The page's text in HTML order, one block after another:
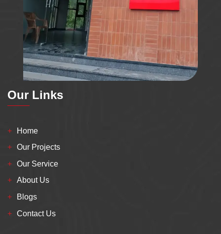
Our Links
Home
Our Projects
Our Service
About Us
Blogs
Contact Us